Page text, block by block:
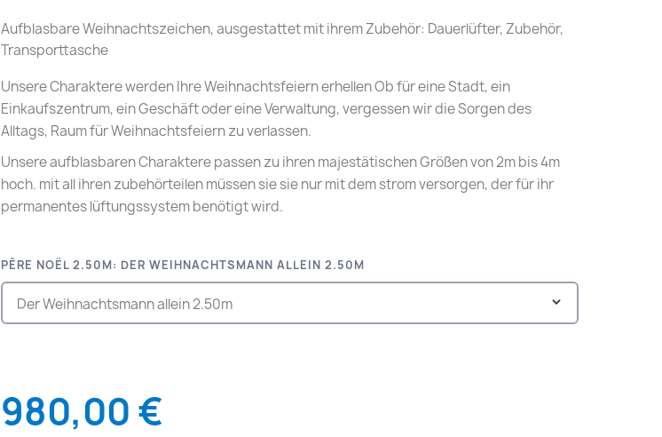
Aufblasbare Weihnachtszeichen, ausgestattet mit ihrem Zubehör: Dauerlüfter, Zubehör,
Transporttasche
Unsere Charaktere werden Ihre Weihnachtsfeiern erhellen Ob für eine Stadt, ein
Einkaufszentrum, ein Geschäft oder eine Verwaltung, vergessen wir die Sorgen des
Alltags, Raum für Weihnachtsfeiern zu verlassen.
Unsere aufblasbaren Charaktere passen zu ihren majestätischen Größen von 2m bis 4m
hoch. mit all ihren zubehörteilen müssen sie sie nur mit dem strom versorgen, der für ihr
permanentes lüftungssystem benötigt wird.
PÈRE NOËL 2.50M: DER WEIHNACHTSMANN ALLEIN 2.50M
980,00 €